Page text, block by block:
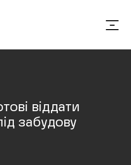
віддати
забудову